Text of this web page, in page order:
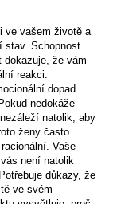
ve vašem životě a
stav. Schopnost
dokazuje, že vám
reakci.
dopad
nedokáže
natolik, aby
ženy často
Vaše
není natolik
důkazy, že
ve svém